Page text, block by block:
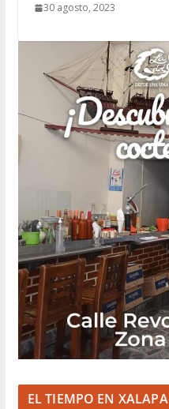
30 agosto, 2023
EL TIEMPO EN XALAPA